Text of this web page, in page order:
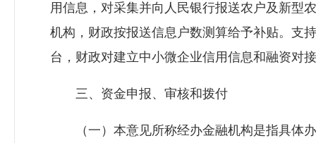
用信息，对采集并向人民银行报送农户及新型
机构，财政按报送信息户数测算给予补贴。支
台，财政对建立中小微企业信用信息和融资对
三、资金申报、审核和拨付
（一）本意见所称经办金融机构是指具体办